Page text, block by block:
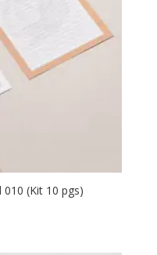
(Kit 10 pgs)